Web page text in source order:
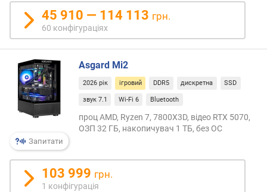
з
д
а
і
с
т
ь
(
і
.
45 910 — 114 113 грн.
60 конфігураціях
Запитати
Asgard Mi2
2026 рік ігровий DDR5 дискретна SSD
звук 7.1 Wi-Fi 6 Bluetooth
проц AMD, Ryzen 7, 7800X3D, відео RTX 5070,
ОЗП 32 ГБ, накопичувач 1 ТБ, без ОС
103 999 грн.
1 конфігурація